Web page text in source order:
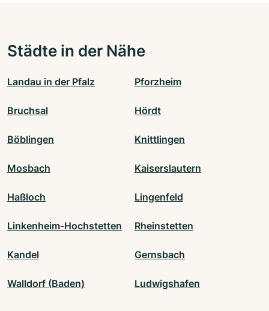
Städte in der Nähe
Landau in der Pfalz Pforzheim
Bruchsal Hördt
Böblingen Knittlingen
Mosbach Kaiserslautern
Haßloch Lingenfeld
Linkenheim-Hochstetten Rheinstetten
Kandel Gernsbach
Walldorf (Baden) Ludwigshafen